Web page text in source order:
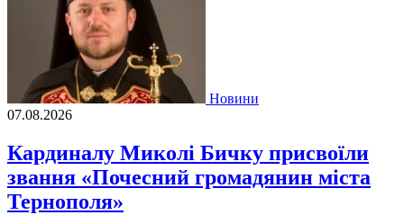
Новини
07.08.2026
Кардиналу Миколі Бичку присвоїли
звання «Почесний громадянин міста
Тернополя»